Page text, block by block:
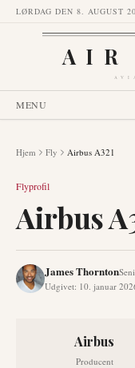
LØRDAG DEN 8. AUGUST
AIR
MENU
Hjem Fly Airbus A321
Flyprofil
Airbus
James Thornton
Udgivet: 10. januar
Airbus
Producent